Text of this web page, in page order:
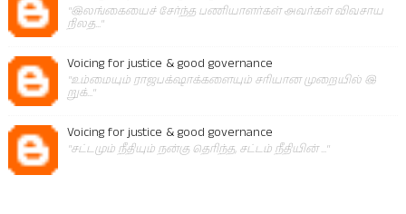
"இலங்கையைச் சேர்ந்த பணியாளர்கள் அவர்கள் விவசாய
நிலத..."
Voicing for justice & good governance
"உம்மையும் ராஜபக்‌ஷாக்களையும் சரியான முறையில் இ
றுக்..."
Voicing for justice & good governance
"சட்டமும் நீதியும் நன்கு தெரிந்த, சட்டம் நீதியின் ..."